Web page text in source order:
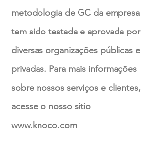
metodologia de GC da empresa
tem sido testada e aprovada por
diversas organizações públicas e
privadas. Para mais informações
sobre nossos serviços e clientes,
acesse o nosso sitio
www.knoco.com